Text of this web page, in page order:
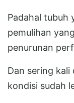
Padahal tubuh
pemulihan
penurunan
Dan sering
kondisi sudah